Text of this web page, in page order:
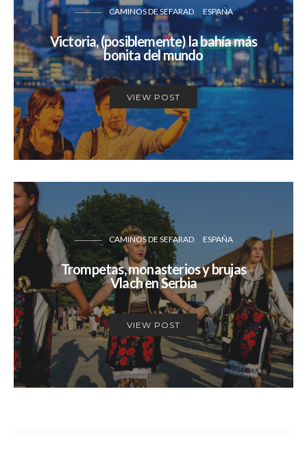
CAMINOS DE SEFARAD ESPAÑA
Victoria, (posiblemente) la bahía más
bonita del mundo
VIEW POST
CAMINOS DE SEFARAD ESPAÑA
Trompetas, monasterios y brujas
Vlach en Serbia
VIEW POST